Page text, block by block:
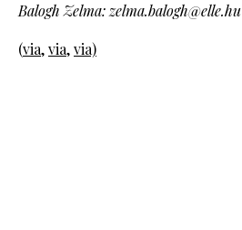
Balogh Zelma: zelma.balogh@elle.hu
(via,via,via)